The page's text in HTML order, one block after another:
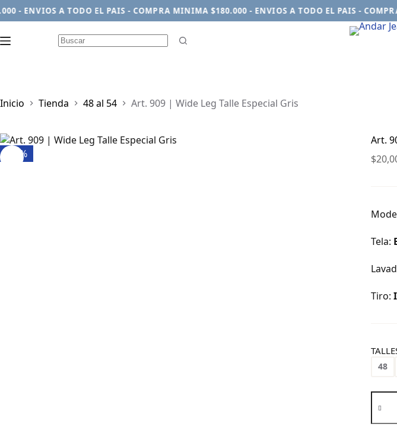
ENVIOS A TODO EL PAIS - COMPRA MINIMA $180.000 - ENVIOS A TODO EL PAIS -
Inicio Tienda 48 al 54 Art. 909 | Wide Leg Talle Especial Gris
-29%
Art.
$
Tela:
Tiro:
48
Art.
909
|